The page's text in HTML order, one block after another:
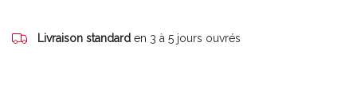
Livraison standard en 3 à 5 jours ouvrés